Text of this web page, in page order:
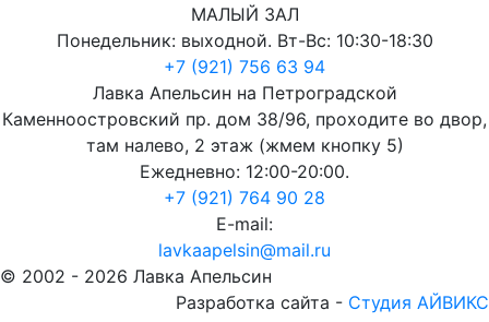
МАЛЫЙ ЗАЛ
Понедельник: выходной. Вт-Вс: 10:30-18:30
+7 (921) 756 63 94
Лавка Апельсин на Петроградской
Каменноостровский пр. дом 38/96, проходите во двор,
там налево, 2 этаж (жмем кнопку 5)
Ежедневно: 12:00-20:00.
+7 (921) 764 90 28
E-mail:
lavkaapelsin@mail.ru
© 2002 - 2026 Лавка Апельсин
Разработка сайта - Студия АЙВИКС